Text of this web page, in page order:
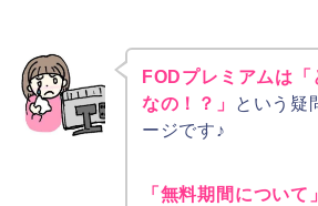
FODプレミアムは
なの！？」
という疑
ージです♪
「無料期間について」